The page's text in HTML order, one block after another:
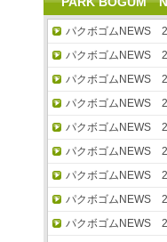
パクボゴムNEWS
パクボゴムNEWS
パクボゴムNEWS
パクボゴムNEWS
パクボゴムNEWS
パクボゴムNEWS
パクボゴムNEWS
パクボゴムNEWS
パクボゴムNEWS